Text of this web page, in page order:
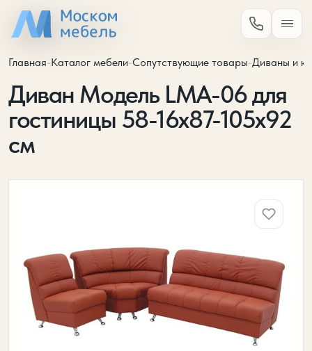
Главная-Каталог мебели-Сопутствующие товары-Диваны и
Диван Модель LMA-06 для
гостиницы 58-16х87-105х92
см